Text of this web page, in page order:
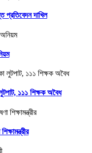
প্রতিবেদন দাখিল
১১১ শিক্ষক অবৈধ